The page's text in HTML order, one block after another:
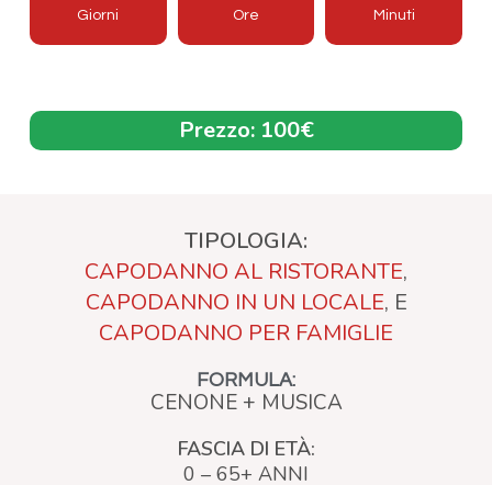
Giorni Ore Minuti
Prezzo: 100€
TIPOLOGIA:
CAPODANNO AL RISTORANTE,
CAPODANNO IN UN LOCALE, E
CAPODANNO PER FAMIGLIE
FORMULA:
CENONE + MUSICA
FASCIA DI ETÀ:
0 – 65+ ANNI